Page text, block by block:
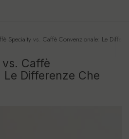
Specialty vs. Caffè Convenzionale: Le
Caffè
Differenze Che